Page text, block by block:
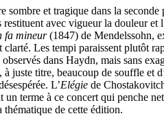
sombre et tragique dans la seconde
restituent avec vigueur la douleur et
fa mineur(1847) de Mendelssohn,
clarté. Les tempi paraissent plutôt
dans Haydn, mais sans
à juste titre, beaucoup de souffle et
L’Elégie de
un terme à ce concert qui penche
thématique de cette édition.